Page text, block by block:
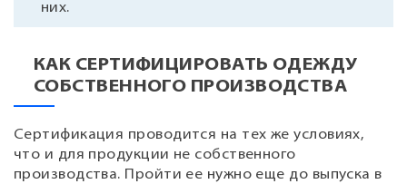
них.
КАК СЕРТИФИЦИРОВАТЬ ОДЕЖДУ
СОБСТВЕННОГО ПРОИЗВОДСТВА
Сертификация проводится на тех же условиях,
что и для продукции не собственного
производства. Пройти ее нужно еще до выпуска в